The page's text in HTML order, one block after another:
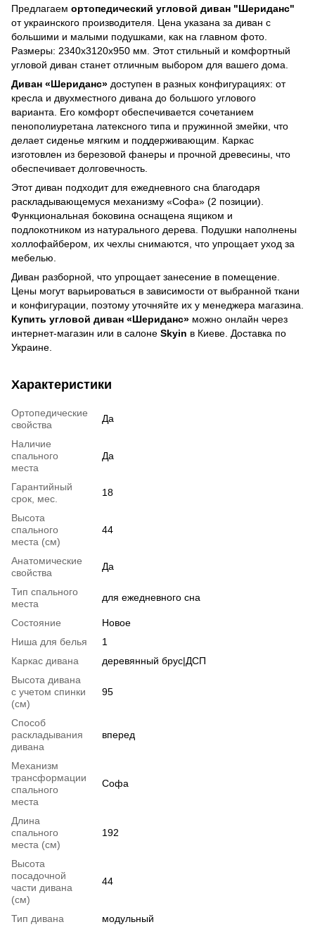
Предлагаем ортопедический угловой диван "Шериданс"
от украинского производителя. Цена указана за диван с
большими и малыми подушками, как на главном фото.
Размеры: 2340х3120х950 мм. Этот стильный и комфортный
угловой диван станет отличным выбором для вашего дома.
Диван «Шериданс» доступен в разных конфигурациях: от
кресла и двухместного дивана до большого углового
варианта. Его комфорт обеспечивается сочетанием
пенополиуретана латексного типа и пружинной змейки, что
делает сиденье мягким и поддерживающим. Каркас
изготовлен из березовой фанеры и прочной древесины, что
обеспечивает долговечность.
Этот диван подходит для ежедневного сна благодаря
раскладывающемуся механизму «Софа» (2 позиции).
Функциональная боковина оснащена ящиком и
подлокотником из натурального дерева. Подушки наполнены
холлофайбером, их чехлы снимаются, что упрощает уход за
мебелью.
Диван разборной, что упрощает занесение в помещение.
Цены могут варьироваться в зависимости от выбранной ткани
и конфигурации, поэтому уточняйте их у менеджера магазина.
Купить угловой диван «Шериданс» можно онлайн через
интернет-магазин или в салоне Skyin в Киеве. Доставка по
Украине.
Характеристики
Ортопедические
свойства
Да
Наличие
спального
места
Да
Гарантийный
срок, мес.
18
Высота
спального
места (см)
44
Анатомические
свойства
Да
Тип спального
места
для ежедневного сна
Состояние
Новое
Ниша для белья
1
Каркас дивана
деревянный брус|ДСП
Высота дивана
с учетом спинки
(см)
95
Способ
раскладывания
дивана
вперед
Механизм
трансформации
спального
места
Софа
Длина
спального
места (см)
192
Высота
посадочной
части дивана
(см)
44
Тип дивана
модульный